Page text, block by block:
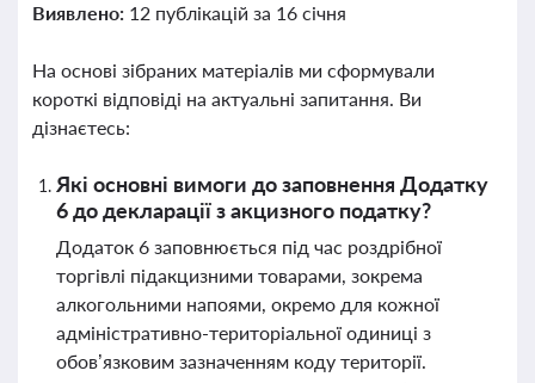
Виявлено: 12 публікацій за 16 січня
На основі зібраних матеріалів ми сформували
короткі відповіді на актуальні запитання. Ви
дізнаєтесь:
Які основні вимоги до заповнення Додатку
6 до декларації з акцизного податку?
Додаток 6 заповнюється під час роздрібної
торгівлі підакцизними товарами, зокрема
алкогольними напоями, окремо для кожної
адміністративно-територіальної одиниці з
обов’язковим зазначенням коду території.